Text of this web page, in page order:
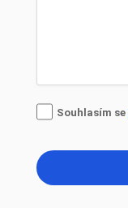
Souhlasím se